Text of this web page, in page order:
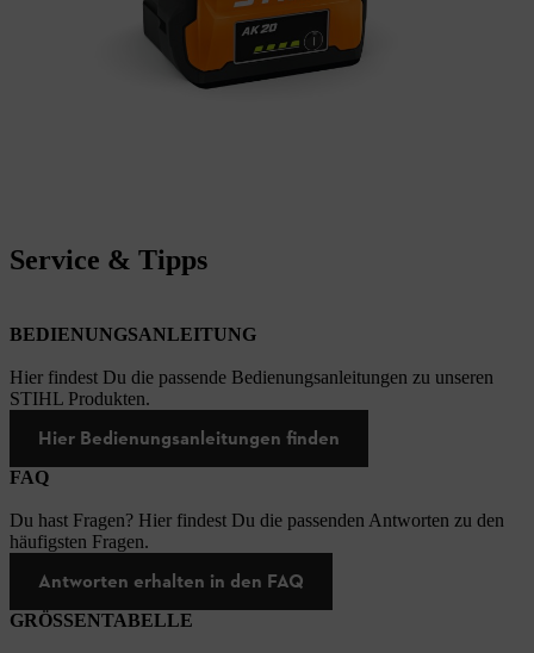
Service & Tipps
BEDIENUNGSANLEITUNG
Hier findest Du die passende Bedienungsanleitungen zu unseren
STIHL Produkten.
Hier Bedienungsanleitungen finden
FAQ
Du hast Fragen? Hier findest Du die passenden Antworten zu den
häufigsten Fragen.
Antworten erhalten in den FAQ
GRÖSSENTABELLE